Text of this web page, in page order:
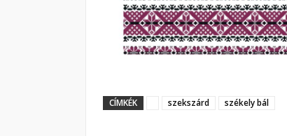
CÍMKÉK szekszárd székely bál